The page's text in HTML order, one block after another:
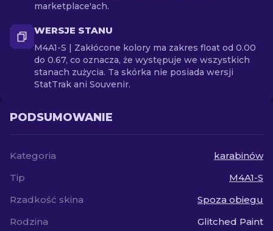
marketplace'ach.
WERSJE STANU
M4A1-S | Zakłócone kolory ma zakres float od 0.00
do 0.67, co oznacza, że występuje we wszystkich
stanach zużycia. Ta skórka nie posiada wersji
StatTrak ani Souvenir.
PODSUMOWANIE
Kategoria
karabinów
Tip
M4A1-S
Rzadkość skina
Spoza obiegu
Rodzina
Glitched Paint